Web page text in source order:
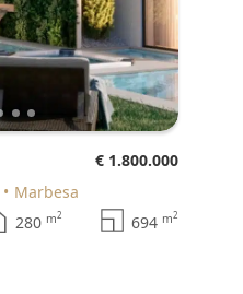
€ 1.800.000
Marbesa
280 m2 694 m2